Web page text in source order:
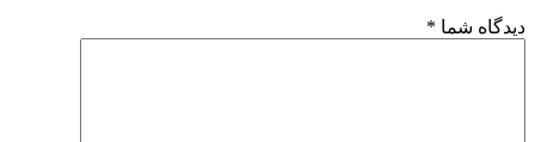
دیدگاه شما *